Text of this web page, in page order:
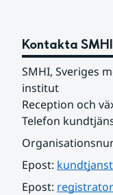
Kontakta SMHI
SMHI, Sveriges
institut
Reception och
Telefon
Epost:
Epost: